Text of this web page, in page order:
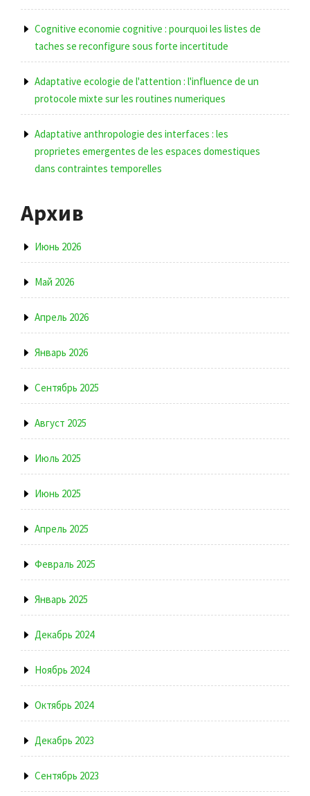
Cognitive economie cognitive : pourquoi les listes de
taches se reconfigure sous forte incertitude
Adaptative ecologie de l'attention : l'influence de un
protocole mixte sur les routines numeriques
Adaptative anthropologie des interfaces : les
proprietes emergentes de les espaces domestiques
dans contraintes temporelles
Архив
Июнь 2026
Май 2026
Апрель 2026
Январь 2026
Сентябрь 2025
Август 2025
Июль 2025
Июнь 2025
Апрель 2025
Февраль 2025
Январь 2025
Декабрь 2024
Ноябрь 2024
Октябрь 2024
Декабрь 2023
Сентябрь 2023